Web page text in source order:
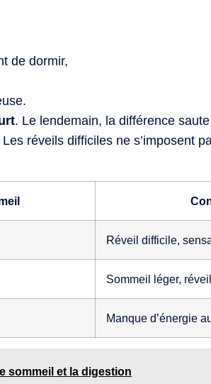
de dormir,
. Le lendemain, la différence
réveils difficiles ne s’imposent
Réveil difficile,
Sommeil léger,
Manque d’énergie
sommeil et la digestion